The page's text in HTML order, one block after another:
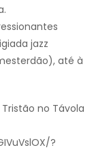
jazz
até à
no Távola
?